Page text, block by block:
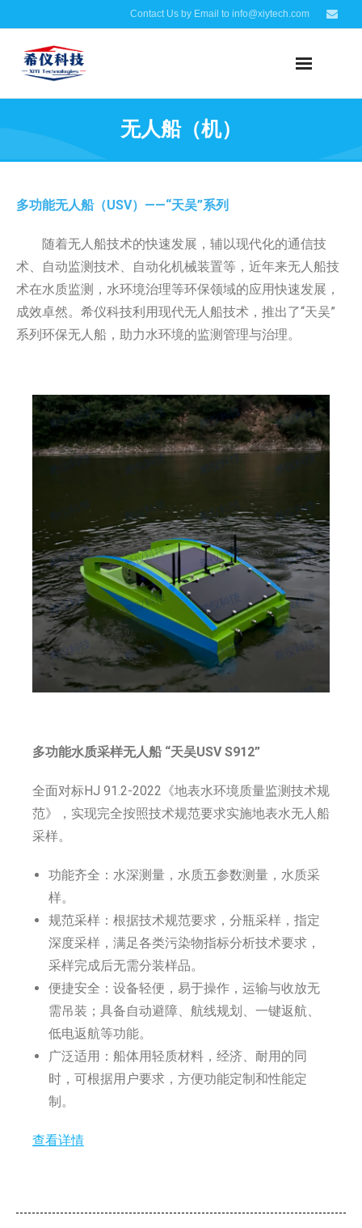
Contact Us by Email to info@xiytech.com
无人船（机）
多功能无人船（USV）——“天吴”系列
随着无人船技术的快速发展，辅以现代化的通信技
术、自动监测技术、自动化机械装置等，近年来无人船技
术在水质监测，水环境治理等环保领域的应用快速发展，
成效卓然。希仪科技利用现代无人船技术，推出了“天吴”
系列环保无人船，助力水环境的监测管理与治理。
多功能水质采样无人船 “天吴USV S912”
全面对标HJ 91.2-2022《地表水环境质量监测技术规
范》，实现完全按照技术规范要求实施地表水无人船
采样。
功能齐全：水深测量，水质五参数测量，水质采
样。
规范采样：根据技术规范要求，分瓶采样，指定
深度采样，满足各类污染物指标分析技术要求，
采样完成后无需分装样品。
便捷安全：设备轻便，易于操作，运输与收放无
需吊装；具备自动避障、航线规划、一键返航、
低电返航等功能。
广泛适用：船体用轻质材料，经济、耐用的同
时，可根据用户要求，方便功能定制和性能定
制。
查看详情